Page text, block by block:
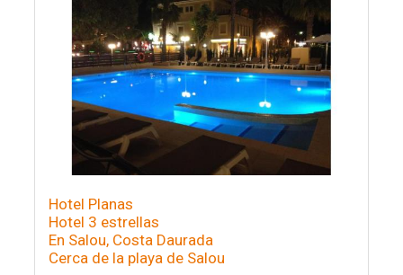
Hotel Planas
Hotel 3 estrellas
En Salou, Costa Daurada
Cerca de la playa de Salou